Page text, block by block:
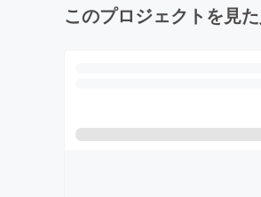
このプロジェクトを見